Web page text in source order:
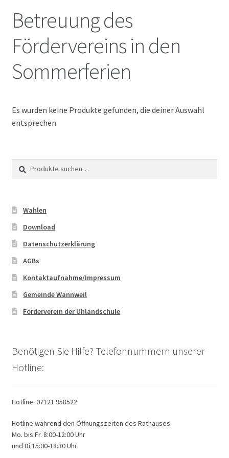
Betreuung des
Fördervereins in den
Sommerferien
Es wurden keine Produkte gefunden, die deiner Auswahl
entsprechen.
Suche
nach:
Suche
Wahlen
Download
Datenschutzerklärung
AGBs
Kontaktaufnahme/Impressum
Gemeinde Wannweil
Förderverein der Uhlandschule
Benötigen Sie Hilfe? Telefonnummern unserer
Hotline:
Hotline: 07121 958522
Hotline während den Öffnungszeiten des Rathauses:
Mo. bis Fr. 8:00-12:00 Uhr
und Di 15:00-18:30 Uhr